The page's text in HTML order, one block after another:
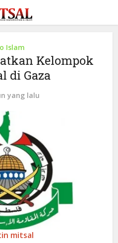
Islam
Kelompok
di Gaza
yang lalu
mitsal